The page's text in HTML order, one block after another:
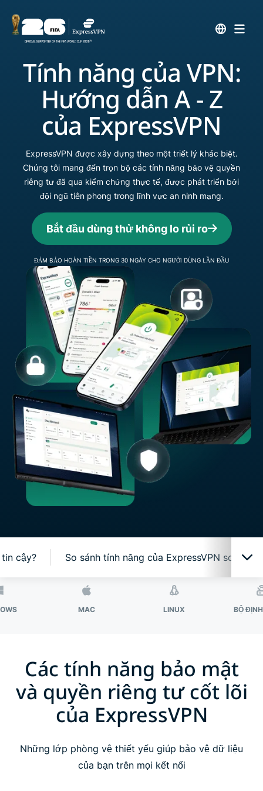
Tính năng của VPN:
Hướng dẫn A - Z
của ExpressVPN
ExpressVPN được xây dựng theo một triết lý khác biệt.
Chúng tôi mang đến trọn bộ các tính năng bảo vệ quyền
riêng tư đã qua kiểm chứng thực tế, được phát triển bởi
đội ngũ tiên phong trong lĩnh vực an ninh mạng.
Bắt đầu dùng thử không lo rủi ro
ĐẢM BẢO HOÀN TIỀN TRONG 30 NGÀY CHO NGƯỜI DÙNG LẦN ĐẦU
cậy? So sánh tính năng của ExpressVPN so với
Nhận nhiều hơn với ExpressVPN
VPN cho mọi thiết bị của bạn
Sử dụng ExpressVPN trên bộ định tuyến
BỘ ĐỊNH TUYẾN
Các tính năng bảo mật
và quyền riêng tư cốt lõi
của ExpressVPN
Những lớp phòng vệ thiết yếu giúp bảo vệ dữ liệu
của bạn trên mọi kết nối